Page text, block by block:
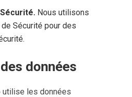
Nous utilisons
Sécurité pour des
données
utilise les données